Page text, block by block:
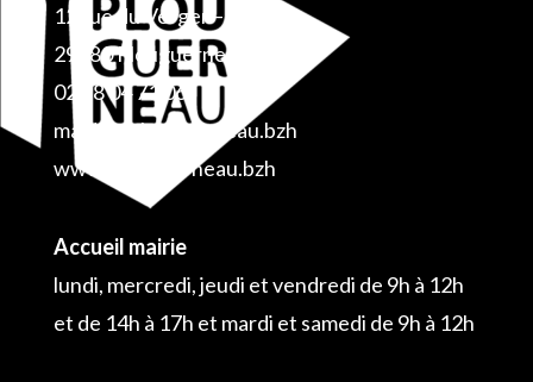
12 rue du Verger – BP 1
29880 Plouguerneau
02 98 04 71 06
mairie@plouguerneau.bzh
www.plouguerneau.bzh
Accueil mairie
lundi, mercredi, jeudi et vendredi de 9h à 12h
et de 14h à 17h et mardi et samedi de 9h à 12h